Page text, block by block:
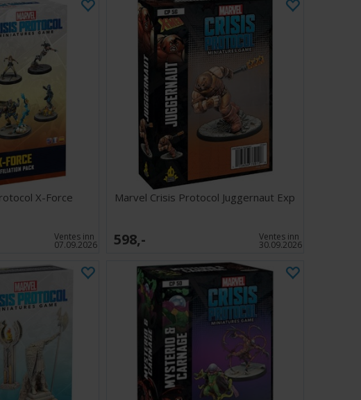
X-Force
Ventes inn
07.09.2026
Marvel Crisis Protocol Juggernaut Exp
598,- Ventes inn
30.09.2026